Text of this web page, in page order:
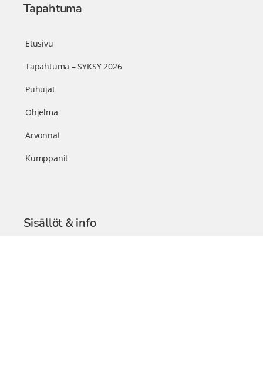
Tapahtuma
Etusivu
Tapahtuma – SYKSY 2026
Puhujat
Ohjelma
Arvonnat
Kumppanit
Sisällöt & info